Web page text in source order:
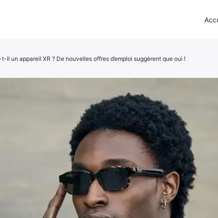
il un appareil XR ? De nouvelles offres d’emploi suggèrent que oui !